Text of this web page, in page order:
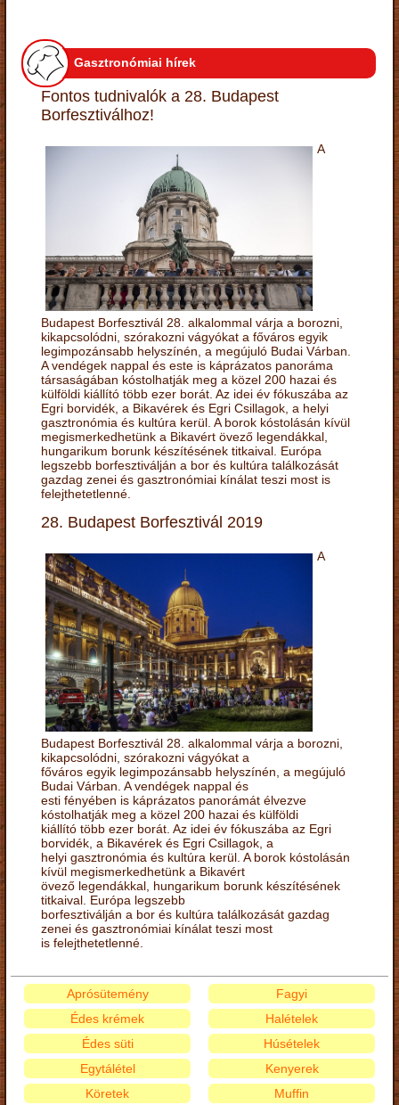
Gasztronómiai hírek
Fontos tudnivalók a 28. Budapest
Borfesztiválhoz!
A
Budapest Borfesztivál 28. alkalommal várja a borozni,
kikapcsolódni, szórakozni vágyókat a főváros egyik
legimpozánsabb helyszínén, a megújuló Budai Várban.
A vendégek nappal és este is káprázatos panoráma
társaságában kóstolhatják meg a közel 200 hazai és
külföldi kiállító több ezer borát. Az idei év fókuszába az
Egri borvidék, a Bikavérek és Egri Csillagok, a helyi
gasztronómia és kultúra kerül. A borok kóstolásán kívül
megismerkedhetünk a Bikavért övező legendákkal,
hungarikum borunk készítésének titkaival. Európa
legszebb borfesztiválján a bor és kultúra találkozását
gazdag zenei és gasztronómiai kínálat teszi most is
felejthetetlenné.
28. Budapest Borfesztivál 2019
A
Budapest Borfesztivál 28. alkalommal várja a borozni,
kikapcsolódni, szórakozni vágyókat a
főváros egyik legimpozánsabb helyszínén, a megújuló
Budai Várban. A vendégek nappal és
esti fényében is káprázatos panorámát élvezve
kóstolhatják meg a közel 200 hazai és külföldi
kiállító több ezer borát. Az idei év fókuszába az Egri
borvidék, a Bikavérek és Egri Csillagok, a
helyi gasztronómia és kultúra kerül. A borok kóstolásán
kívül megismerkedhetünk a Bikavért
övező legendákkal, hungarikum borunk készítésének
titkaival. Európa legszebb
borfesztiválján a bor és kultúra találkozását gazdag
zenei és gasztronómiai kínálat teszi most
is felejthetetlenné.
Aprósütemény
Édes krémek
Édes süti
Egytálétel
Fagyi
Halételek
Húsételek
Kenyerek
Köretek
Muffin